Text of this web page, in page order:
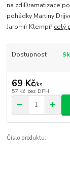
na zdiDramatizace
pohádky Martiny
Jaromír Klempířcelý
Dostupnost
69 Kč/ks
57 Kč bez DPH
Číslo produktu: